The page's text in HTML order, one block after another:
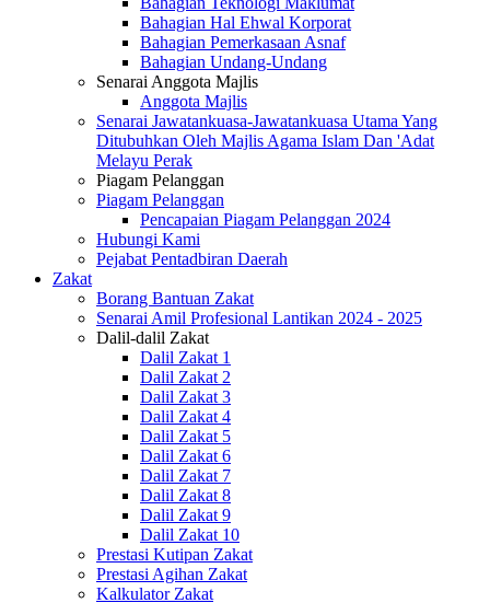
Bahagian Hal Ehwal Korporat
Bahagian Pemerkasaan Asnaf
Bahagian Undang-Undang
Senarai Anggota Majlis
Anggota Majlis
Senarai Jawatankuasa-Jawatankuasa Utama Yang
Ditubuhkan Oleh Majlis Agama Islam Dan 'Adat
Melayu Perak
Piagam Pelanggan
Piagam Pelanggan
Pencapaian Piagam Pelanggan 2024
Hubungi Kami
Pejabat Pentadbiran Daerah
Zakat
Borang Bantuan Zakat
Senarai Amil Profesional Lantikan 2024 - 2025
Dalil-dalil Zakat
Dalil Zakat 1
Dalil Zakat 2
Dalil Zakat 3
Dalil Zakat 4
Dalil Zakat 5
Dalil Zakat 6
Dalil Zakat 7
Dalil Zakat 8
Dalil Zakat 9
Dalil Zakat 10
Prestasi Kutipan Zakat
Prestasi Agihan Zakat
Kalkulator Zakat